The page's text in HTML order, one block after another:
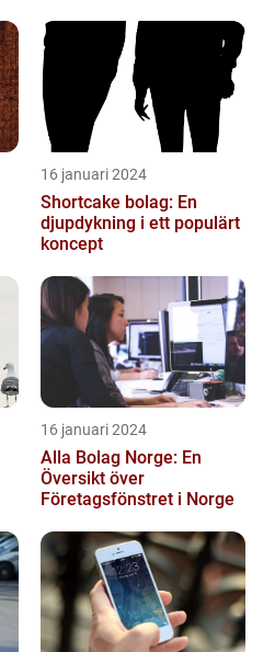
16 januari 2024
Shortcake bolag: En
djupdykning i ett populärt
koncept
16 januari 2024
Alla Bolag Norge: En
Översikt över
Företagsfönstret i Norge